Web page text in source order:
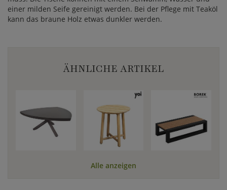
einer milden Seife gereinigt werden. Bei der Pflege mit Teaköl
kann das braune Holz etwas dunkler werden.
ÄHNLICHE ARTIKEL
Alle anzeigen